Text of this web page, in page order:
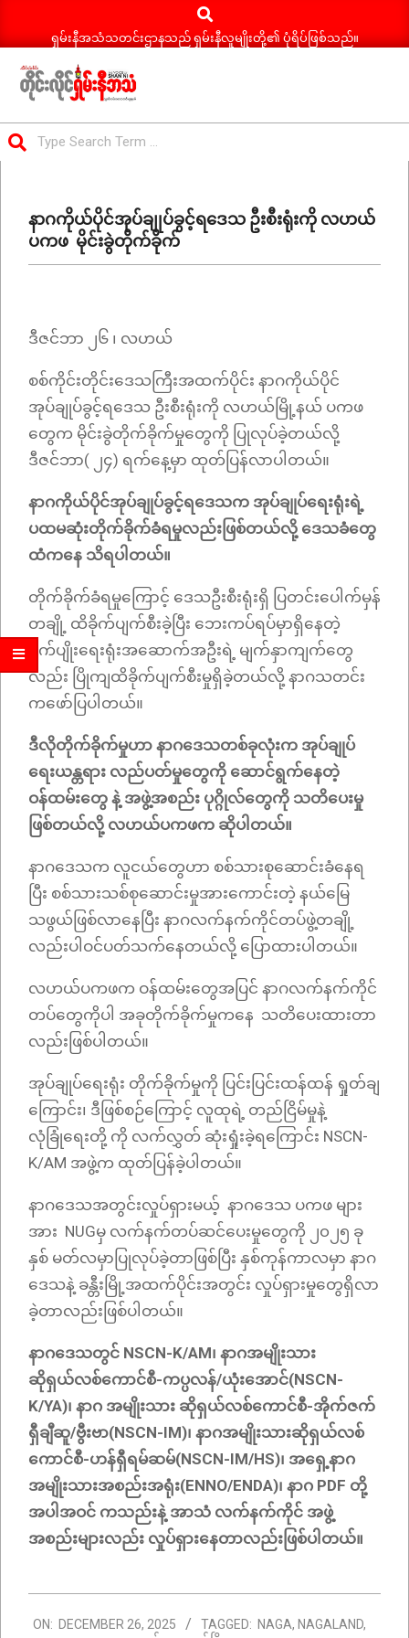
Search
ရှမ်းနီအသံသတင်းဌာနသည် ရှမ်းနီလူမျိုးတို့၏ ပုံရိပ်ဖြစ်သည်။
ရှမ်း
နီ
သတင်း
Menuနာဂကိုယ်ပိုင်အုပ်ချုပ်ခွင့်ရဒေသ ဦးစီးရုံးကို လဟယ်
ပကဖ မိုင်းခွဲတိုက်ခိုက်
ဒီဇင်ဘာ ၂၆ ၊ လဟယ်
စစ်ကိုင်းတိုင်းဒေသကြီးအထက်ပိုင်း နာဂကိုယ်ပိုင်
အုပ်ချုပ်ခွင့်ရဒေသ ဦးစီးရုံးကို လဟယ်မြို့နယ် ပကဖ
တွေက မိုင်းခွဲတိုက်ခိုက်မှုတွေကို ပြုလုပ်ခဲ့တယ်လို့
ဒီဇင်ဘာ( ၂၄) ရက်နေ့မှာ ထုတ်ပြန်လာပါတယ်။
နာဂကိုယ်ပိုင်အုပ်ချုပ်ခွင့်ရဒေသက အုပ်ချုပ်ရေးရုံးရဲ့
ပထမဆုံးတိုက်ခိုက်ခံရမှုလည်းဖြစ်တယ်လို့ ဒေသခံတွေ
ထံကနေ သိရပါတယ်။
တိုက်ခိုက်ခံရမှုကြောင့် ဒေသဦးစီးရုံးရှိ ပြတင်းပေါက်မှန်
တချို့ ထိခိုက်ပျက်စီးခဲ့ပြီး ဘေးကပ်ရပ်မှာရှိနေတဲ့
စိုက်ပျိုးရေးရုံးအဆောက်အဦးရဲ့ မျက်နှာကျက်တွေ
လည်း ပြိုကျထိခိုက်ပျက်စီးမှုရှိခဲ့တယ်လို့ နာဂသတင်း
ကဖော်ပြပါတယ်။
ဒီလိုတိုက်ခိုက်မှုဟာ နာဂဒေသတစ်ခုလုံးက အုပ်ချုပ်
ရေးယန္တရား လည်ပတ်မှုတွေကို ဆောင်ရွက်နေတဲ့
ဝန်ထမ်းတွေ နဲ့ အဖွဲ့အစည်း ပုဂ္ဂိုလ်တွေကို သတိပေးမှု
ဖြစ်တယ်လို့ လဟယ်ပကဖက ဆိုပါတယ်။
နာဂဒေသက လူငယ်တွေဟာ စစ်သားစုဆောင်းခံနေရ
ပြီး စစ်သားသစ်စုဆောင်းမှုအားကောင်းတဲ့ နယ်မြေ
သဖွယ်ဖြစ်လာနေပြီး နာဂလက်နက်ကိုင်တပ်ဖွဲ့တချို့
လည်းပါဝင်ပတ်သက်နေတယ်လို့ ပြောထားပါတယ်။
လဟယ်ပကဖက ဝန်ထမ်းတွေအပြင် နာဂလက်နက်ကိုင်
တပ်တွေကိုပါ အခုတိုက်ခိုက်မှုကနေ သတိပေးထားတာ
လည်းဖြစ်ပါတယ်။
အုပ်ချုပ်ရေးရုံး တိုက်ခိုက်မှုကို ပြင်းပြင်းထန်ထန် ရှုတ်ချ
ကြောင်း၊ ဒီဖြစ်စဉ်ကြောင့် လူထုရဲ့ တည်ငြိမ်မှုနဲ့
လုံခြုံရေးတို့ ကို လက်လွှတ် ဆုံးရှုံးခဲ့ရကြောင်း NSCN-
K/AM အဖွဲ့က ထုတ်ပြန်ခဲ့ပါတယ်။
နာဂဒေသအတွင်းလှုပ်ရှားမယ့် နာဂဒေသ ပကဖ များ
အား NUGမှ လက်နက်တပ်ဆင်ပေးမှုတွေကို ၂၀၂၅ ခု
နှစ် မတ်လမှာပြုလုပ်ခဲ့တာဖြစ်ပြီး နှစ်ကုန်ကာလမှာ နာဂ
ဒေသနဲ့ ခန္တီးမြို့အထက်ပိုင်းအတွင်း လှုပ်ရှားမှုတွေရှိလာ
ခဲ့တာလည်းဖြစ်ပါတယ်။
နာဂဒေသတွင် NSCN-K/AM၊ နာဂအမျိုးသား
ဆိုရှယ်လစ်ကောင်စီ-ကပ္ပလန်/ယုံးအောင်(NSCN-
K/YA)၊ နာဂ အမျိုးသား ဆိုရှယ်လစ်ကောင်စီ-အိုက်ဇက်
ရှီချီဆူ/ဗွီးဗာ(NSCN-IM)၊ နာဂအမျိုးသားဆိုရှယ်လစ်
ကောင်စီ-ဟန်ရှီရမ်ဆမ်(NSCN-IM/HS)၊ အရှေ့နာဂ
အမျိုးသားအစည်းအရုံး(ENNO/ENDA)၊ နာဂ PDF တို့
အပါအဝင် ကသည်းနဲ့ အာသံ လက်နက်ကိုင် အဖွဲ့
အစည်းများလည်း လှုပ်ရှားနေတာလည်းဖြစ်ပါတယ်။
12-
ON: DECEMBER 26, 2025 TAGGED: NAGA, NAGALAND,